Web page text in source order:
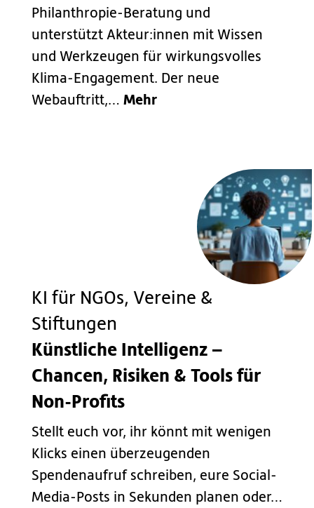
Philanthropie-Beratung und
unterstützt Akteur:innen mit Wissen
und Werkzeugen für wirkungsvolles
Klima-Engagement. Der neue
Webauftritt,… Mehr
KI für NGOs, Vereine &
Stiftungen
Künstliche Intelligenz –
Chancen, Risiken & Tools für
Non-Profits
Stellt euch vor, ihr könnt mit wenigen
Klicks einen überzeugenden
Spendenaufruf schreiben, eure Social-
Media-Posts in Sekunden planen oder…